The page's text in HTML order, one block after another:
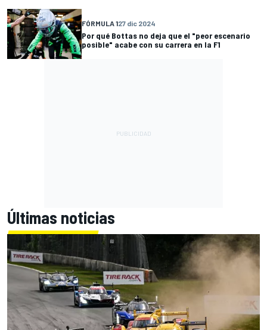
FÓRMULA 127 dic 2024
Por qué Bottas no deja que el "peor escenario
posible" acabe con su carrera en la F1
Últimas noticias